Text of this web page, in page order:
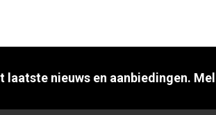
laatste nieuws en aanbiedingen.